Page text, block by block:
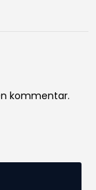
kommentar.